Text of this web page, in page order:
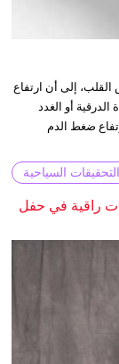
إلى أن ارتفاع
أو الغدد
ضغط الدم
السياحية
راقية في حفل